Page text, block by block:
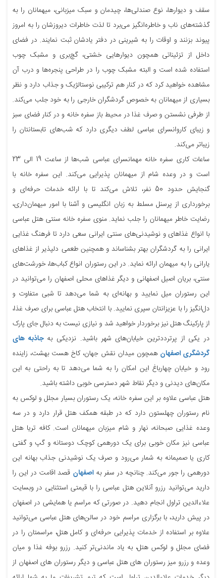
سقف و دیوارها، نوع صندلی‌ها، چیدمان و سبک میزبانی، میهمانان را به
گذشته‌های ناب و خاطره‌انگیز می‌برد تا لذت خاطرات دیروزشان را به امروز
پیوند بزنند و اوقات را به شیرینی در دفتر یادشان ثبت نمایند. در فضای
داخل از تزئیناتی همچون دیوارهایی خشتی، گچ‌بری و مشبک چوب
استفاده شده است و البته مشبک چوب را در طراحی پنجره‌ها و درب آن
مشاهده خواهید کرد که در کنار هم ترکیبی نوستالژیک و جذاب دارد و نظر
بسیاری از میهمانان به خصوص گردشگران خارجی را به خود جلب می‌کند.
از طرفی نشستن و صرف غذا در محیط باز سفره خانه و در کنار فضای سبز
و زیبای کاروانسرای عباسی لطف دیگری دارد که شب‌های تابستانتان را
زیباتر می‌کند.
ساعات کاری سفره خانه مهمانسرای عباسی شب‌ها از ساعت 19 الی 23
است و در وعده شام از میهمانان پذیرایی می‌کند. این سفره خانه با
گنجایش حدود 50 نفر، تلاش می‌کند تا با ارائه خدمات حرفه‌ای و
برخورداری از پرسنل مسلط به زبان انگلیسی و آشنا با امور میهمان‌داری،
رضایت خاطر میهمانان را جلب نماید. منوی سفره خانه سنتی هتل عباسی
با انواع غذاهای و نوشیدنی‌های سنتی ایرانی سعی دارد تا فرهنگ غذایی
ایرانی را به گردشگران بهتر بشناساند و همچنین طعمی دلپذیر از غذاهای
یارانی را به میهمان ارائه نماید. در این رستوران انواع کباب‌ها، خورشت‌های
سنتی، بریان اصیل اصفهانی و دیگر غذاهای محلی اصفهان را می‌توانید در
این رستوران میل نمایید و بهانه‌ای به شما می‌دهد تا شبی متفاوت و
دل‌انگیز را با عزیزانتان سپری نمایید. با انتخاب هتل عباسی برای صرف غذا،
از پارکینگ هتل نیز برخوردار خواهید شد و نیازی نیست به دنبال جای پارک
در یکی از پرترددترین خیابان‌های شهر باشید. نزدیکی بهجاذبه های
گردشگری اصفهان همچون میدان نقش جهان، کاخ هست بهشت، زاینده
رود و خیابان چهارباغ این امکان را به شما می‌دهد تا به راحتی به این
مکان‌های دیدنی و دیگر نقاط شهر دسترسی خوبی داشته باشید.
هتل عباسی علاوه بر این سفره خانه، یک رستوران بسیار مجلل و لوکس به
نام رستوران چهلستون دارد که در طبقه همکف هتل قرار دارد و در سه
وعده غذایی صبحانه، نهار و شام میزبان میهمانان است. کافه تریا هتل
عباسی نیز مکان خوبی برای یک دورهمی کوچک دوستانه و گپ و گفتی
کاری یا صمیمانه به شمار می‌رود و صرف یک نوشیدنی جذاب بهانه این
دورهمی را جور می‌کند. چنانچه در سفر به اصفهان قصد اقامت در این را
دارید می‌توانید رزرو آنلاین هتل عباسی را با قیمتی استثنایی در وبسایت
علاءالدین تراول انجام دهید. در صورتی که مراسم یا همایشی در اصفهان
در پیش دارید، با برگزاری مراسم خود در سالن‌های هتل عباسی می‌توانید
علاوه بر استفاده از خدمات پذیرایی حرفه‌ای و کامل هتل، مراسمتان را در
فضای مجلل و لوکس هتل، به یاد ماندنی‌تر کنید. رزرو بوفه غذا و میان
وعده و رزرو میز رستوران های هتل عباسی و دیگر رستوران های اصفهان از